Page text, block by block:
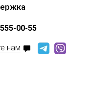
00-55
нам